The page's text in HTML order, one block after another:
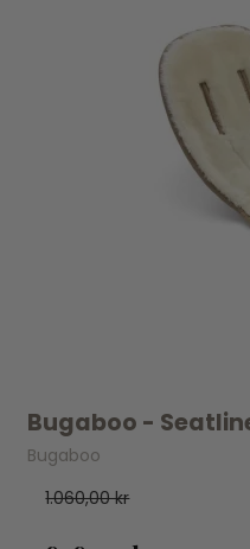
Bugaboo -
Bugaboo
1.060,00 kr